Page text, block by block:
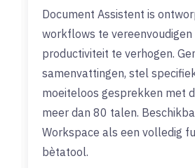
Document Assistent is
workflows te vereenvoudigen
productiviteit te verhogen.
samenvattingen, stel
moeiteloos gesprekken met
meer dan 80 talen.
Workspace als een volledig
bètatool.